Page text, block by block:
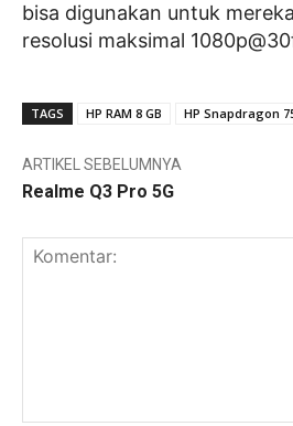
bisa digunakan untuk
resolusi maksimal
TAGS HP RAM 8 GB HP Snapdragon
ARTIKEL SEBELUMNYA
Realme Q3 Pro 5G